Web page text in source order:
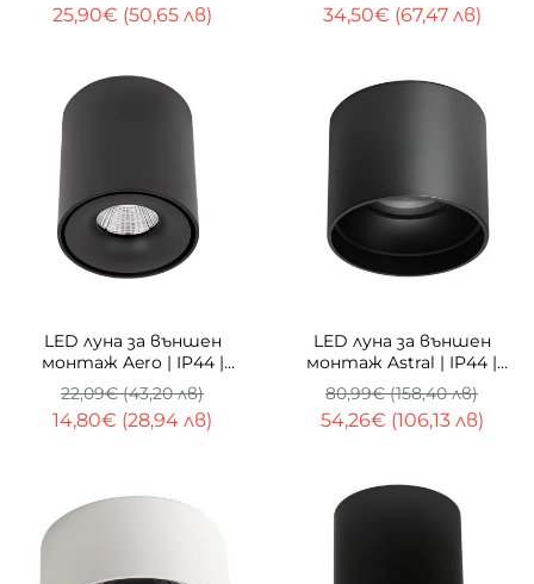
25,90€ (50,65 лв) 34,50€ (67,47 лв)
LED луна за външен
монтаж Aero | IP44 |
3000K
14,80€ (28,94 лв)
22,09€ (43,20 лв)
LED луна за външен
монтаж Astral | IP44 |
4000K
54,26€ (106,13 лв)
80,99€ (158,40 лв)